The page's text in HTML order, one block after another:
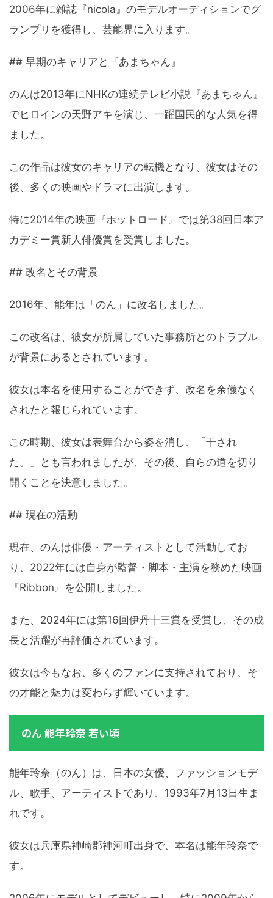
2006年に雑誌『nicola』のモデルオーディションでグ
ランプリを獲得し、芸能界に入ります。
## 早期のキャリアと『あまちゃん』
のんは2013年にNHKの連続テレビ小説『あまちゃん』
でヒロインの天野アキを演じ、一躍国民的な人気を得
ました。
この作品は彼女のキャリアの転機となり、彼女はその
後、多くの映画やドラマに出演します。
特に2014年の映画『ホットロード』では第38回日本ア
カデミー賞新人俳優賞を受賞しました。
## 改名とその背景
2016年、能年は「のん」に改名しました。
この改名は、彼女が所属していた事務所とのトラブル
が背景にあるとされています。
彼女は本名を使用することができず、改名を余儀なく
されたと報じられています。
この時期、彼女は表舞台から姿を消し、「干され
た。」とも言われましたが、その後、自らの道を切り
開くことを決意しました。
## 現在の活動
現在、のんは俳優・アーティストとして活動してお
り、2022年には自身が監督・脚本・主演を務めた映画
『Ribbon』を公開しました。
また、2024年には第16回伊丹十三賞を受賞し、その成
長と活躍が再評価されています。
彼女は今もなお、多くのファンに支持されており、そ
の才能と魅力は変わらず輝いています。
のん 能年玲奈 若い頃
能年玲奈（のん）は、日本の女優、ファッションモデ
ル、歌手、アーティストであり、1993年7月13日生ま
れです。
彼女は兵庫県神崎郡神河町出身で、本名は能年玲奈で
す。